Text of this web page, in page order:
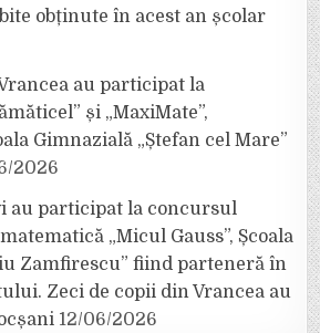
obținute în acest an școlar
au participat la
și „MaxiMate”,
Gimnazială „Ștefan cel Mare”
2026
au participat la concursul
„Micul Gauss”, Școala
Zamfirescu” fiind parteneră în
Zeci de copii din Vrancea au
12/06/2026